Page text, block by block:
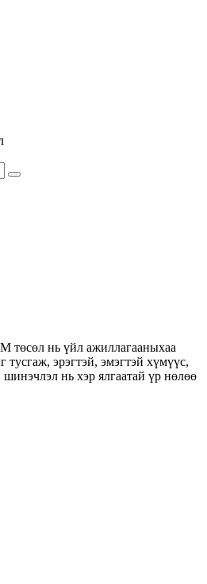
нь үйл ажиллагааныхаа
тусгаж, эрэгтэй, эмэгтэй хүмүүс,
нь хэр ялгаатай үр нөлөө